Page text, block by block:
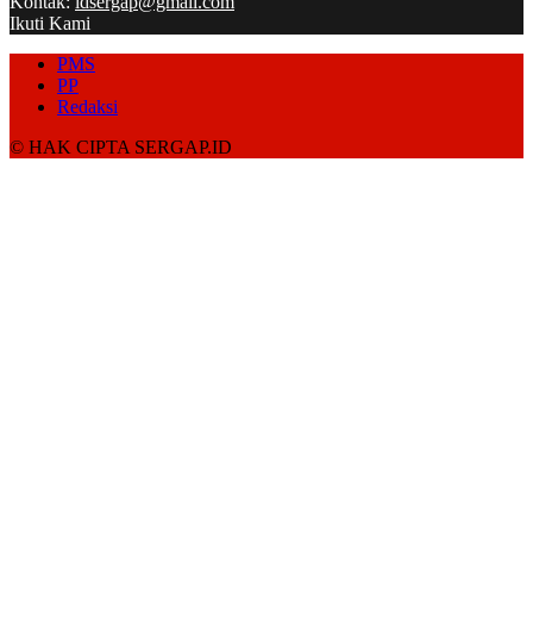
Ikuti Kami
PMS
PP
Redaksi
© HAK CIPTA SERGAP.ID